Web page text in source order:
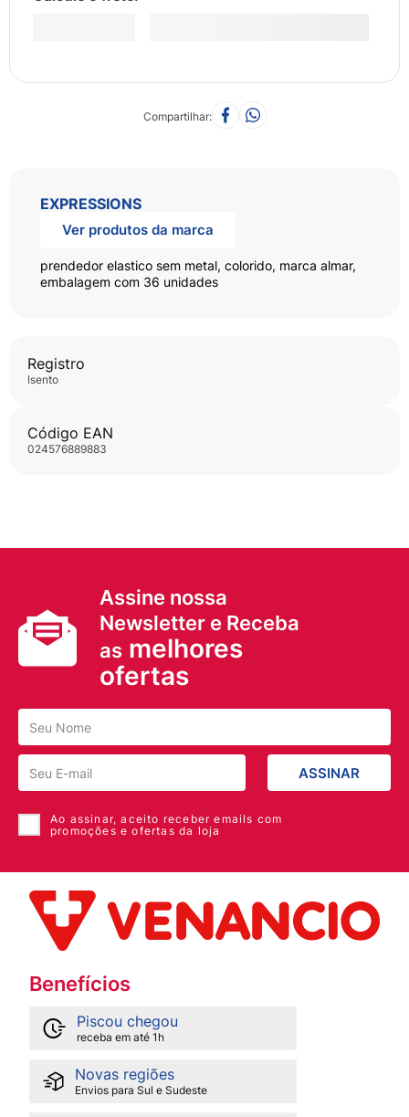
Compartilhar
EXPRESSIONS
Ver produtos da marca
prendedor elastico sem metal, colorido, marca almar,
embalagem com 36 unidades
Registro
isento
Código EAN
024576889883
Assine nossa
Newsletter e Receba
as melhores
ofertas
ASSINAR
Ao assinar, aceito receber emails com
promoções e ofertas da loja
Benefícios
Piscou chegou
receba em até 1h
Novas regiões
Envios para Sul e Sudeste